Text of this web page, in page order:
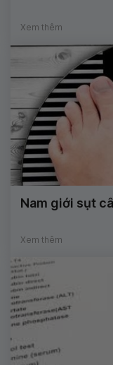
Xem thêm
Nam giới sụt
Xem thêm